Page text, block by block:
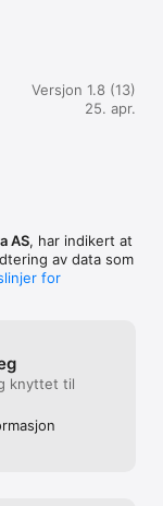
Versjon 1.8 (13)
25. apr.
AS, har indikert at
av data som
for
knyttet til